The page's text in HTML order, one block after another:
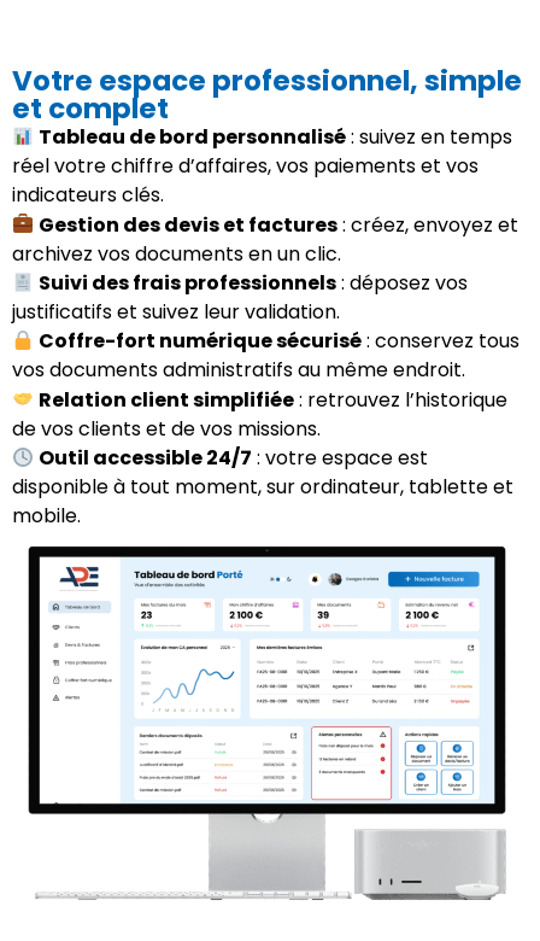
Votre espace professionnel, simple
et complet
Tableau de bord personnalisé: suivez en temps
réel votre chiffre d’affaires, vos paiements et vos
indicateurs clés.
Gestion des devis et factures: créez, envoyez et
archivez vos documents en un clic.
Suivi des frais professionnels: déposez vos
justificatifs et suivez leur validation.
Coffre-fort numérique sécurisé: conservez tous
vos documents administratifs au même endroit.
Relation client simplifiée: retrouvez l’historique
de vos clients et de vos missions.
Outil accessible 24/7 : votre espace est
disponible à tout moment, sur ordinateur, tablette et
mobile.